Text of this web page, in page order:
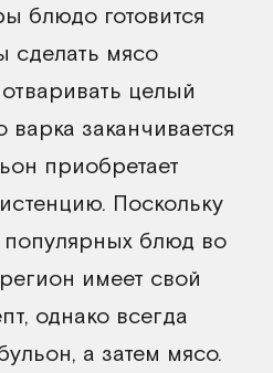
блюдо готовится
сделать мясо
целый
заканчивается
приобретает
Поскольку
блюд во
имеет свой
однако всегда
а затем мясо.